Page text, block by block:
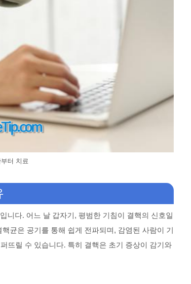
터 치료
니다. 어느 날 갑자기, 평범한 기침이 결핵의 신호일
균은 공기를 통해 쉽게 전파되며, 감염된 사람이 기
뜨릴 수 있습니다. 특히 결핵은 초기 증상이 감기와